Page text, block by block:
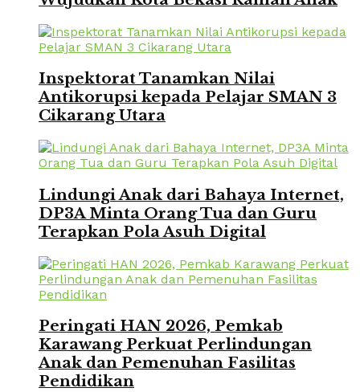
Inspektorat Tanamkan Nilai
Antikorupsi kepada Pelajar SMAN 3
Cikarang Utara
Lindungi Anak dari Bahaya Internet,
DP3A Minta Orang Tua dan Guru
Terapkan Pola Asuh Digital
Peringati HAN 2026, Pemkab
Karawang Perkuat Perlindungan
Anak dan Pemenuhan Fasilitas
Pendidikan